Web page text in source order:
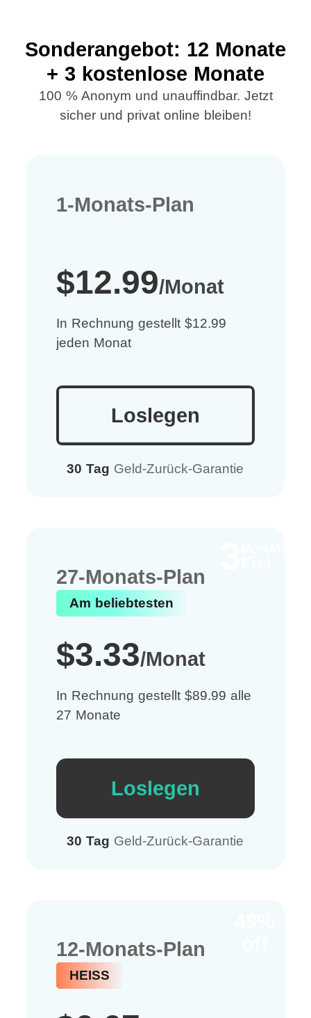
Sonderangebot: 12 Monate
+ 3 kostenlose Monate
100 % Anonym und unauffindbar. Jetzt
sicher und privat online bleiben!
1-Monats-Plan
$12.99/Monat
In Rechnung gestellt $12.99
jeden Monat
Loslegen
30 Tag Geld-Zurück-Garantie
27-Monats-Plan
Am beliebtesten
$3.33/Monat
In Rechnung gestellt $89.99 alle
27 Monate
Loslegen
30 Tag Geld-Zurück-Garantie
12-Monats-Plan
HEISS